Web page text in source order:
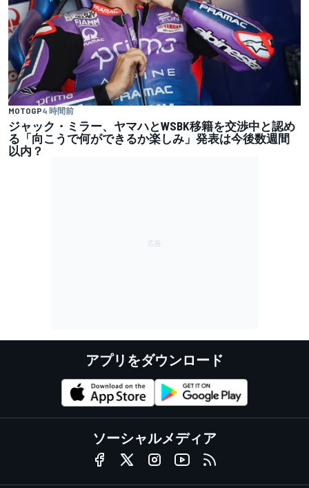
MOTOGP4 時間前
ジャック・ミラー、ヤマハとWSBK移籍を交渉中と認め
る「向こうで何ができるか楽しみ」発表は今後数週間
以内？
アプリをダウンロード
ソーシャルメディア